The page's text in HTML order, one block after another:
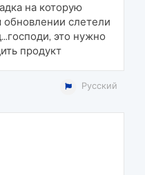
на которую
слетели
это нужно
продукт
Русский